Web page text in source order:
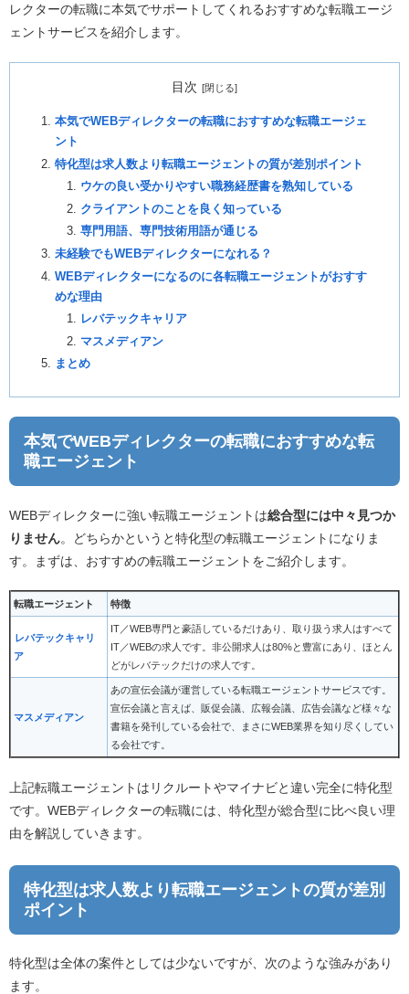
レクターの転職に本気でサポートしてくれるおすすめな転職エージ
ェントサービスを紹介します。
目次
本気でWEBディレクターの転職におすすめな転職エージェ
ント
特化型は求人数より転職エージェントの質が差別ポイント
ウケの良い受かりやすい職務経歴書を熟知している
クライアントのことを良く知っている
専門用語、専門技術用語が通じる
未経験でもWEBディレクターになれる？
WEBディレクターになるのに各転職エージェントがおすす
めな理由
レバテックキャリア
マスメディアン
まとめ
本気でWEBディレクターの転職におすすめな転
職エージェント
WEBディレクターに強い転職エージェントは総合型には中々見つか
りません。どちらかというと特化型の転職エージェントになりま
す。まずは、おすすめの転職エージェントをご紹介します。
転職エージェント 特徴
レバテックキャリ
ア
IT／WEB専門と豪語しているだけあり、取り扱う求人はすべて
IT／WEBの求人です。非公開求人は80%と豊富にあり、ほとん
どがレバテックだけの求人です。
マスメディアン
あの宣伝会議が運営している転職エージェントサービスです。
宣伝会議と言えば、販促会議、広報会議、広告会議など様々な
書籍を発刊している会社で、まさにWEB業界を知り尽くしてい
る会社です。
上記転職エージェントはリクルートやマイナビと違い完全に特化型
です。WEBディレクターの転職には、特化型が総合型に比べ良い理
由を解説していきます。
特化型は求人数より転職エージェントの質が差別
ポイント
特化型は全体の案件としては少ないですが、次のような強みがあり
ます。